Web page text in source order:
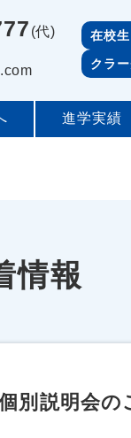
(代)
在校
クラ
進学実績
情報
別説明会の